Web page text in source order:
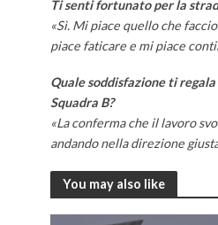
Ti senti fortunato per la
«Sì. Mi piace quello che
piace faticare e mi piace
Quale soddisfazione ti regala
Squadra B?
«La conferma che il lavoro
andando nella direzione
You may also like